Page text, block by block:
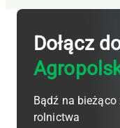
Dołącz
Bądź na
rolnictwa